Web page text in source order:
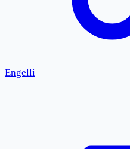
Engelli